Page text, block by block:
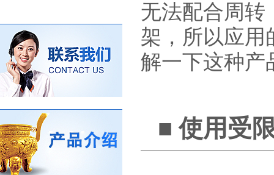
无法配合周转
架，所以应用
解一下这种产
■ 使用受